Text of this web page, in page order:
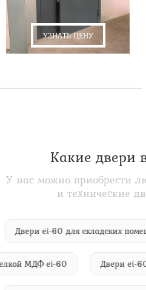
УЗНАТЬ ЦЕНУ
Какие двери
У нас можно приобрести
и технические
Двери ei-60 для складских
МДФ ei-60 Двери ei-60